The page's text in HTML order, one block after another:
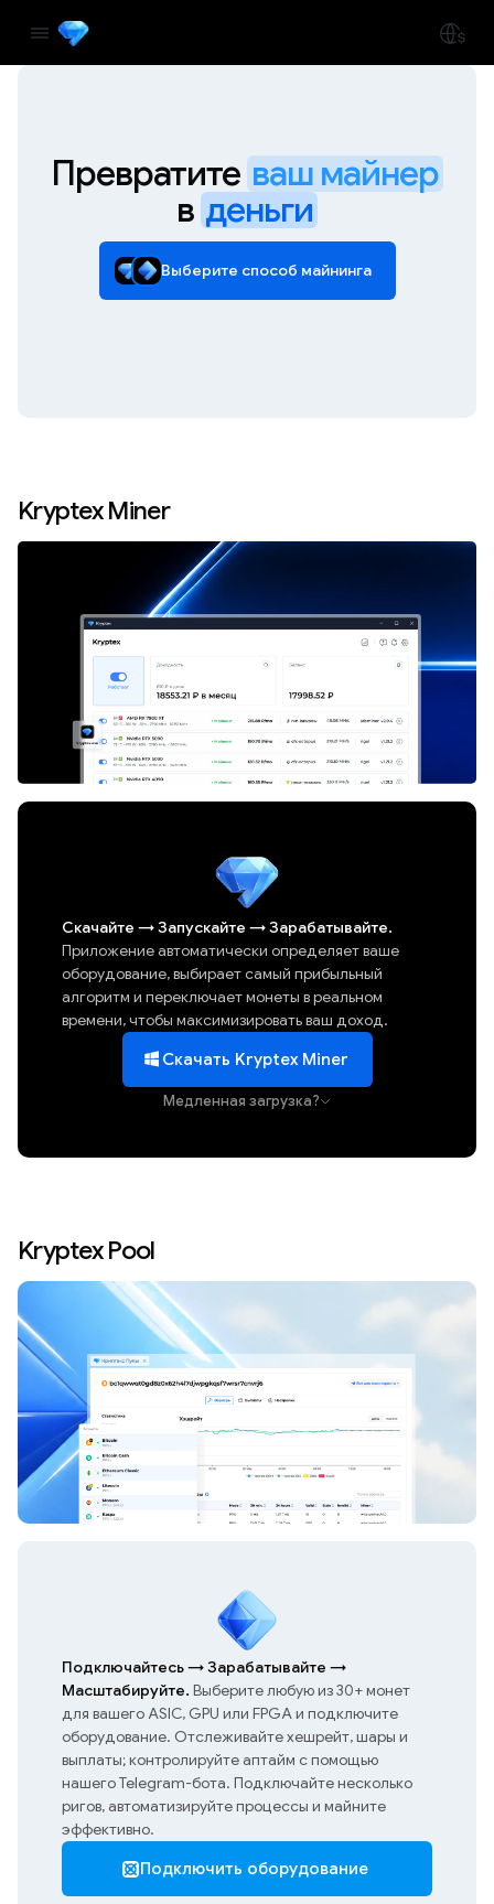
Превратитеваш майнер
в деньги
Выберите способ майнинга
Kryptex Miner
Скачайте →Запускайте →Зарабатывайте.
Приложение автоматически определяет ваше
оборудование, выбирает самый прибыльный
алгоритм и переключает монеты в реальном
времени, чтобы максимизировать ваш доход.
Скачать Kryptex Miner
Медленная загрузка?
Kryptex Pool
Подключайтесь→Зарабатывайте →
Масштабируйте. Выберите любую из 30+ монет
для вашего ASIC, GPU или FPGA и подключите
оборудование. Отслеживайте хешрейт, шары и
выплаты; контролируйте аптайм с помощью
нашего Telegram-бота. Подключайте несколько
ригов, автоматизируйте процессы и майните
эффективно.
Подключить оборудование